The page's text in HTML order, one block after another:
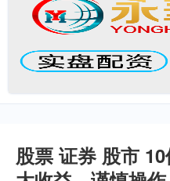
股票 证券 股市